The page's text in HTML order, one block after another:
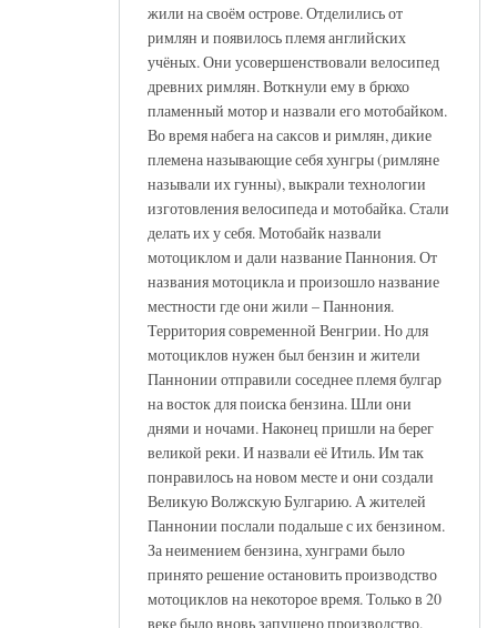
жили на своём острове. Отделились от
римлян и появилось племя английских
учёных. Они усовершенствовали велосипед
древних римлян. Воткнули ему в брюхо
пламенный мотор и назвали его мотобайком.
Во время набега на саксов и римлян, дикие
племена называющие себя хунгры (римляне
называли их гунны), выкрали технологии
изготовления велосипеда и мотобайка. Стали
делать их у себя. Мотобайк назвали
мотоциклом и дали название Паннония. От
названия мотоцикла и произошло название
местности где они жили – Паннония.
Территория современной Венгрии. Но для
мотоциклов нужен был бензин и жители
Паннонии отправили соседнее племя булгар
на восток для поиска бензина. Шли они
днями и ночами. Наконец пришли на берег
великой реки. И назвали её Итиль. Им так
понравилось на новом месте и они создали
Великую Волжскую Булгарию. А жителей
Паннонии послали подальше с их бензином.
За неимением бензина, хунграми было
принято решение остановить производство
мотоциклов на некоторое время. Только в 20
веке было вновь запущено производство.